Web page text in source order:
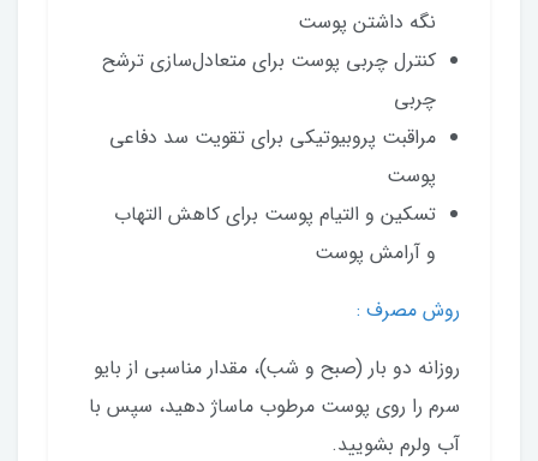
نگه‌ داشتن پوست
کنترل چربی پوست برای متعادل‌سازی ترشح
چربی
مراقبت پروبیوتیکی برای تقویت سد دفاعی
پوست
تسکین و التیام پوست برای کاهش التهاب
و آرامش پوست
روش مصرف :
روزانه دو بار (صبح و شب)، مقدار مناسبی از بایو
سرم را روی پوست مرطوب ماساژ دهید، سپس با
آب ولرم بشویید.